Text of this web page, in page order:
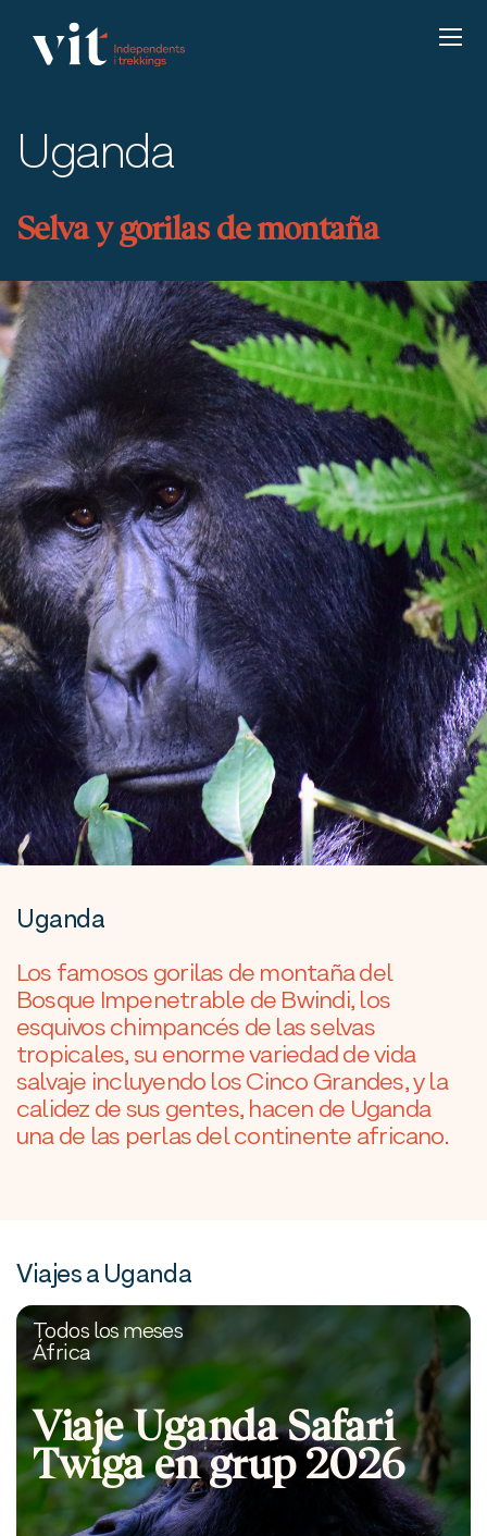
Uganda
Selva y gorilas de montaña
Uganda
Los famosos gorilas de montaña del
Bosque Impenetrable de Bwindi, los
esquivos chimpancés de las selvas
tropicales, su enorme variedad de vida
salvaje incluyendo los Cinco Grandes, y la
calidez de sus gentes, hacen de Uganda
una de las perlas del continente africano.
Viajes a Uganda
Todos los meses
África
Viaje Uganda Safari
Twiga en grup 2026